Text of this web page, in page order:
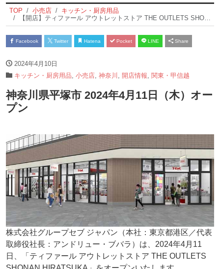
TOP 小売店
キッチン・厨房用品
【開店】ティファール アウトレットストア THE OUTLETS SHONAN HIRATSUKA
Facebook Twitter Hatena Pocket LINE Share
2024年4月10日
キッチン・厨房用品 小売店 神奈川 開店情報 関東・甲信越
神奈川県平塚市 2024年4月11日（木）オー
プン
株式会社グループセブ ジャパン（本社：東京都港区／代表
取締役社長：アンドリュー・ブバラ）は、2024年4月11
日、「ティファール アウトレットストア THE OUTLETS